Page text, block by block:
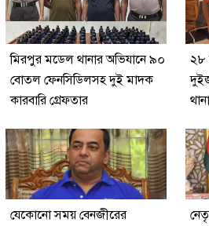
মিরপুর মডেল থানার অভিযানে ৯০
বোতল ফেনসিডিলসহ দুই মাদক
কারবারি গ্রেফতার
২৮
যেকোনো সময় বেনজীরের